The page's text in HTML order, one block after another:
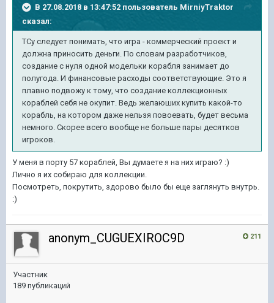
В 27.08.2018 в 13:47:52 пользователь MirniyTraktor
сказал:
ТСу следует понимать, что игра - коммерческий проект и
должна приносить деньги. По словам разработчиков,
создание с нуля одной модельки корабля занимает до
полугода. И финансовые расходы соответствующие. Это я
плавно подвожу к тому, что создание коллекционных
кораблей себя не окупит. Ведь желаюших купить какой-то
корабль, на котором даже нельзя повоевать, будет весьма
немного. Скорее всего вообще не больше пары десятков
игроков.
У меня в порту 57 кораблей, Вы думаете я на них играю? :)
Лично я их собираю для коллекции.
Посмотреть, покрутить, здорово было бы еще заглянуть внутрь.
:)
211
anonym_CUGUEXIROC9D
Участник
189 публикаций